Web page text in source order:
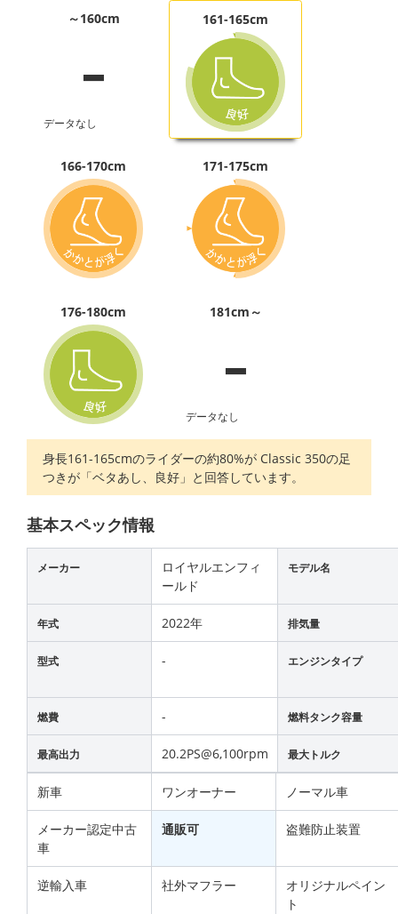
～160cm
-
データなし
161-165cm
166-170cm 171-175cm
176-180cm 181cm～
-
データなし
身長161-165cmのライダーの約80%が Classic 350の足
つきが「ベタあし、良好」と回答しています。
基本スペック情報
メーカー
ロイヤルエンフィ
ールド
モデル名
年式 2022年 排気量
型式 - エンジンタイプ
燃費 - 燃料タンク容量
最高出力 20.2PS@6,100rpm 最大トルク
新車 ワンオーナー ノーマル車
メーカー認定中古
車
通販可 盗難防止装置
逆輸入車 社外マフラー
オリジナルペイン
ト